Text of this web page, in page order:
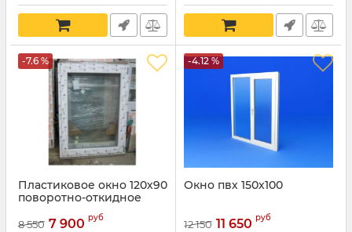
-7.6 %
Пластиковое окно 120х90
поворотно-откидное
8 550 7 900 руб
-4.12 %
Окно пвх 150х100
12 150 11 650 руб